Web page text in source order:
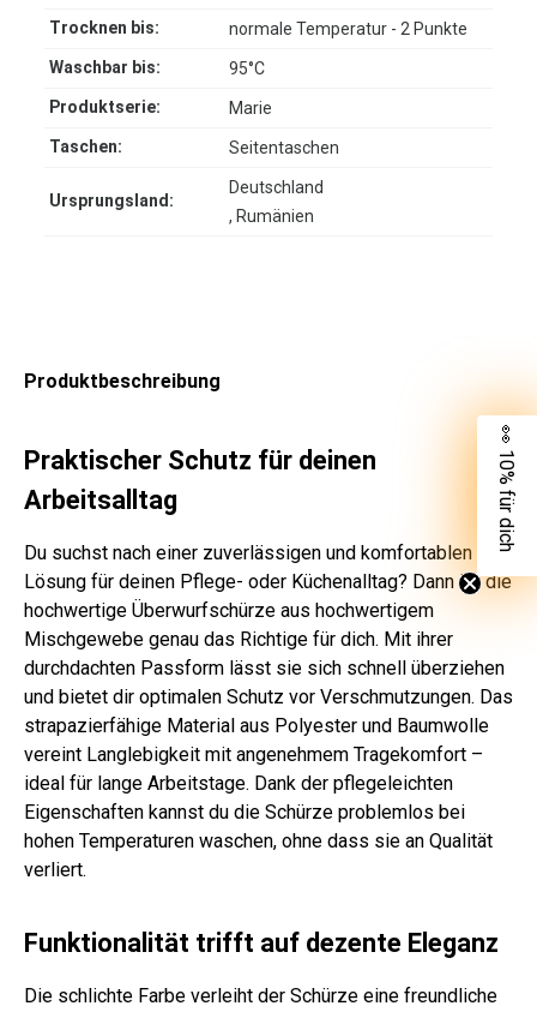
Trocknen bis:
normale Temperatur - 2 Punkte
Waschbar bis:
95°C
Produktserie:
Marie
Taschen:
Seitentaschen
Ursprungsland:
Deutschland
, Rumänien
Produktbeschreibung
Praktischer Schutz für deinen
Arbeitsalltag
Du suchst nach einer zuverlässigen und komfortablen
Lösung für deinen Pflege- oder Küchenalltag? Dann ist die
hochwertige Überwurfschürze aus hochwertigem
Mischgewebe genau das Richtige für dich. Mit ihrer
durchdachten Passform lässt sie sich schnell überziehen
und bietet dir optimalen Schutz vor Verschmutzungen. Das
strapazierfähige Material aus Polyester und Baumwolle
vereint Langlebigkeit mit angenehmem Tragekomfort –
ideal für lange Arbeitstage. Dank der pflegeleichten
Eigenschaften kannst du die Schürze problemlos bei
hohen Temperaturen waschen, ohne dass sie an Qualität
verliert.
Funktionalität trifft auf dezente Eleganz
Die schlichte Farbe verleiht der Schürze eine freundliche
👀 10% für dich